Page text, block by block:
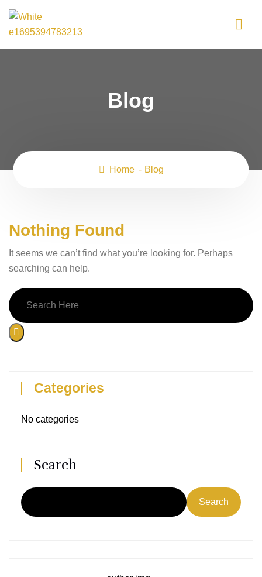
Blog
Home Blog
Nothing Found
It seems we can’t find what you’re looking for. Perhaps
searching can help.
Categories
No categories
Search
Search